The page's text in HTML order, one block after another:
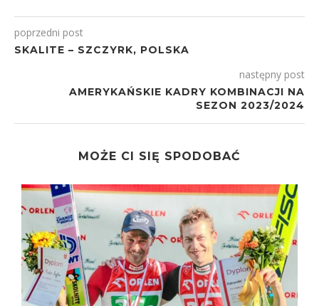
poprzedni post
SKALITE – SZCZYRK, POLSKA
następny post
AMERYKAŃSKIE KADRY KOMBINACJI NA
SEZON 2023/2024
MOŻE CI SIĘ SPODOBAĆ